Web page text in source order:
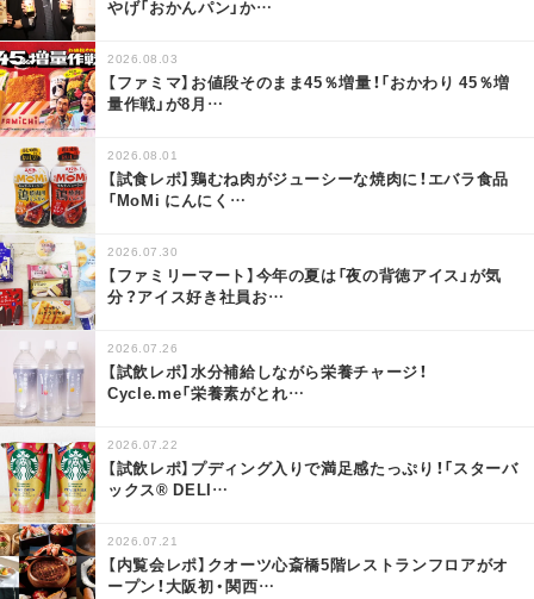
やげ「おかんパン」か…
2026.08.03
【ファミマ】お値段そのまま45％増量！「おかわり 45％増
量作戦」が8月 …
2026.08.01
【試食レポ】鶏むね肉がジューシーな焼肉に！エバラ食品
「MoMi にんにく …
2026.07.30
【ファミリーマート】今年の夏は「夜の背徳アイス」が気
分？アイス好き社員お…
2026.07.26
【試飲レポ】水分補給しながら栄養チャージ！
Cycle.me「栄養素がとれ…
2026.07.22
【試飲レポ】プディング入りで満足感たっぷり！「スターバ
ックス® DELI…
2026.07.21
【内覧会レポ】クオーツ心斎橋5階レストランフロアがオ
ープン！大阪初・関西…